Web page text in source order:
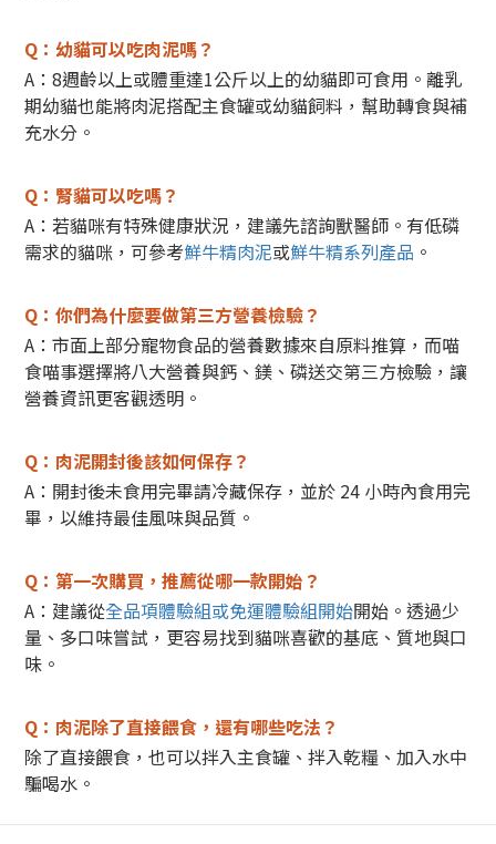
Q：幼貓可以吃肉泥嗎？
A：8週齡以上或體重達1公斤以上的幼貓即可食用。 離乳
期幼貓也能將肉泥搭配主食罐或幼貓飼料，幫助轉食與補
充水分。
Q：腎貓可以吃嗎？
A：若貓咪有特殊健康狀況，建議先諮詢獸醫師。 有低磷
需求的貓咪，可參考鮮牛精肉泥或鮮牛精系列產品 。
Q：你們為什麼要做第三方營養檢驗？
A：市面上部分寵物食品的營養數據來自原料推算，而喵
食喵事選擇將八大營養與鈣、鎂、磷送交第三方檢驗，讓
營養資訊更客觀透明。
Q：肉泥開封後該如何保存？
A：開封後未食用完畢請冷藏保存，並於 24 小時內食用完
畢，以維持最佳風味與品質。
Q：第一次購買，推薦從哪一款開始？
A：建議從全品項體驗組或免運體驗組開始開始。 透過少
量、多口味嘗試，更容易找到貓咪喜歡的基底、質地與口
味。
Q：肉泥除了直接餵食，還有哪些吃法？
除了直接餵食，也可以拌入主食罐、拌入乾糧、加入水中
騙喝水。